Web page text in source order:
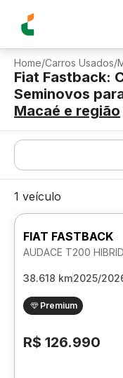
Home/Carros Usados/
Fiat Fastback:
Seminovos
Macaé e região
1 veículo
FIAT FASTBACK
AUDACE T200
38.618 km2025/
Premium
R$ 126.990